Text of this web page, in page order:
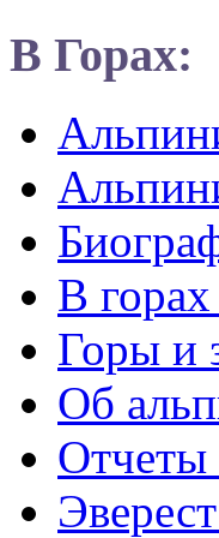
В Горах:
В
Горы и
Об
Отчеты